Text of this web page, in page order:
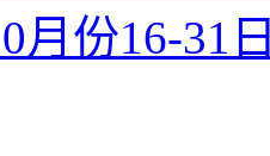
月份16-31